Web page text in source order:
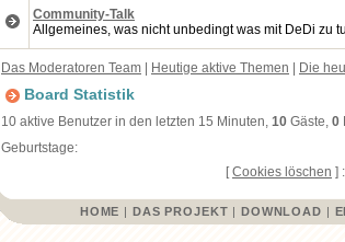
Community-Talk
Allgemeines, was nicht unbedingt was mit DeDi zu
Das Moderatoren Team
Heutige aktive Themen Die
Board Statistik
10 aktive Benutzer in den letzten 15 Minuten, 10 Gäste, 0
Geburtstage:
[Cookies löschen ]
HOME | DAS PROJEKT | DOWNLOAD |